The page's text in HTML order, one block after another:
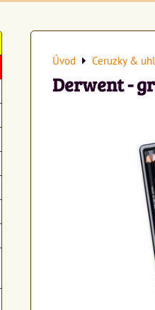
Úvod Ceruzky &
Derwent -